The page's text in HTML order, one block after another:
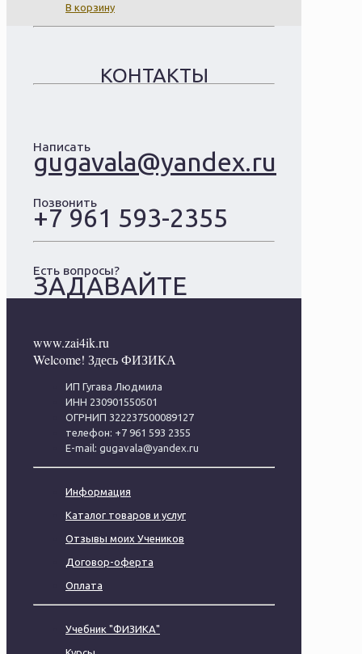
В корзину
КОНТАКТЫ
Написать
gugavala@yandex.ru
Позвонить
+7 961 593-2355
Есть вопросы?
ЗАДАВАЙТЕ
www.zai4ik.ru
Welcome! Здесь ФИЗИКА
ИП Гугава Людмила
ИНН 230901550501
ОГРНИП 322237500089127
телефон: +7 961 593 2355
E-mail: gugavala@yandex.ru
Информация
Каталог товаров и услуг
Отзывы моих Учеников
Договор-оферта
Оплата
Учебник "ФИЗИКА"